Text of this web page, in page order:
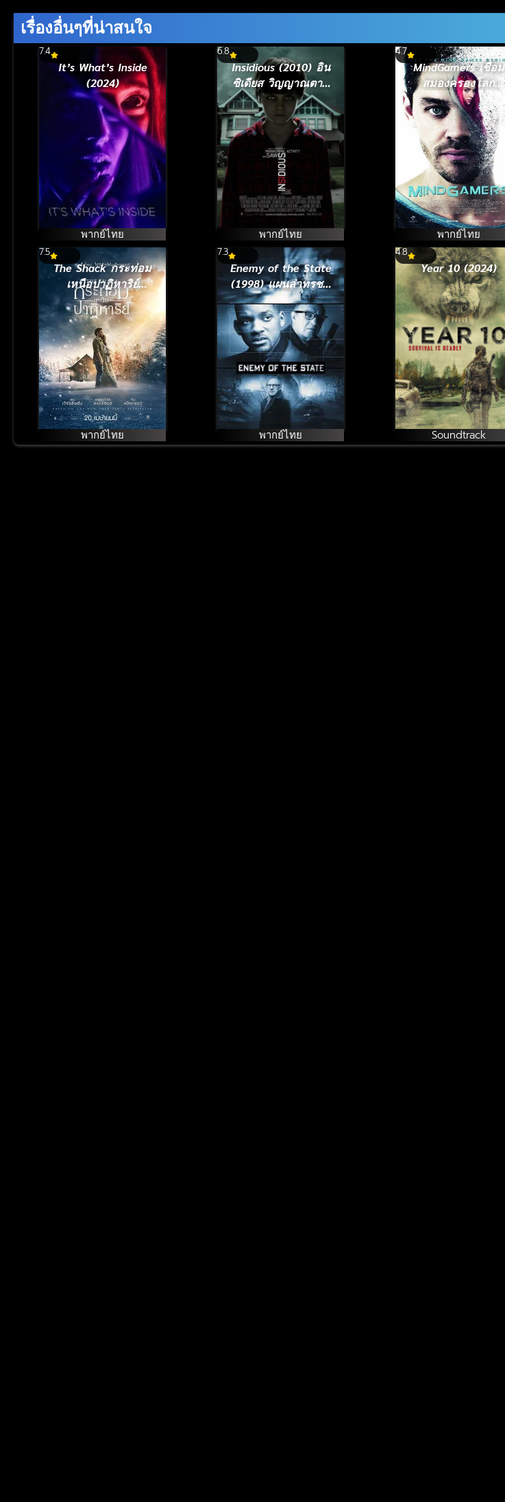
เรื่องอื่นๆที่น่าสนใจ
7.4
It’s What’s Inside
(2024)
พากย์ไทย
6.8
Insidious (2010) อิน
ซิเดียส วิญญาณตาม
ติด
พากย์ไทย
4.7
MindGamers เชื่อม
สมองครองโลก
(2015)
พากย์ไทย
7.5
The Shack กระท่อม
เหนือปาฏิหาริย์
(2017)
พากย์ไทย
7.3
Enemy of the State
(1998) แผนล่าทรชน
ข้ามโลก
พากย์ไทย
4.8
Year 10 (2024)
Soundtrack